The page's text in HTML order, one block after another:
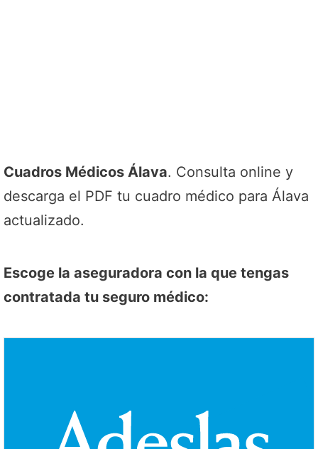
Cuadros Médicos Álava. Consulta online y
descarga el PDF tu cuadro médico para Álava
actualizado.
Escoge la aseguradora con la que tengas
contratada tu seguro médico: